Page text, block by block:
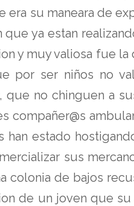
su maneara de
ya estan
y muy valiosa fue
por ser niños no
no chinguen a
compañer@s
estado
sus
colonia de bajos
de un joven que